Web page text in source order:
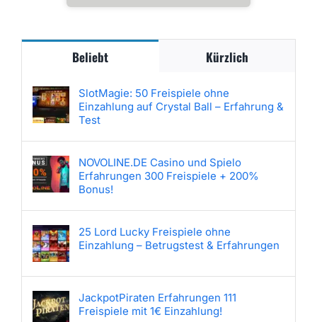
Beliebt Kürzlich
SlotMagie: 50 Freispiele ohne
Einzahlung auf Crystal Ball – Erfahrung &
Test
NOVOLINE.DE Casino und Spielo
Erfahrungen 300 Freispiele + 200%
Bonus!
25 Lord Lucky Freispiele ohne
Einzahlung – Betrugstest & Erfahrungen
JackpotPiraten Erfahrungen 111
Freispiele mit 1€ Einzahlung!